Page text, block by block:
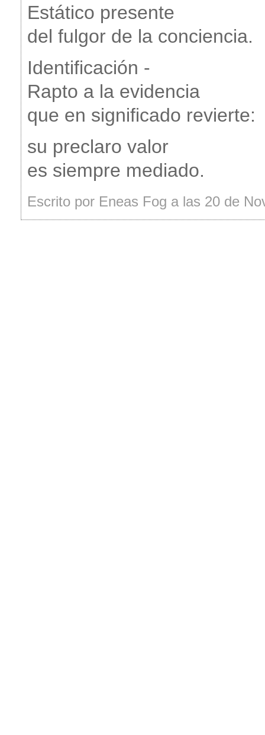
Estático presente
del fulgor de la conciencia.
Identificación -
Rapto a la evidencia
que en significado revierte:
su preclaro valor
es siempre mediado.
Escrito por Eneas Fog a las 20 de